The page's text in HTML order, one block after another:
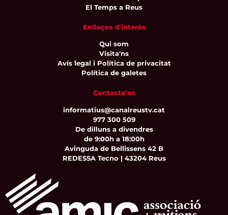
El Temps a Reus
Enllaços d’interès
Qui som
Visita'ns
Avís legal i Política de privacitat
Política de galetes
Contacta’ns
informatius@canalreustv.cat
977 300 509
De dilluns a divendres
de 9:00h a 18:00h
Avinguda de Bellissens 42 B
REDESSA Tecno | 43204 Reus